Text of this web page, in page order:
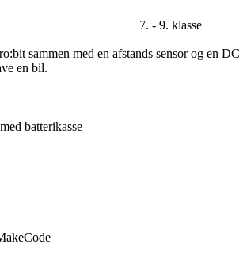
7. - 9. klasse
sammen med en afstands sensor og en DC
en bil.
batterikasse